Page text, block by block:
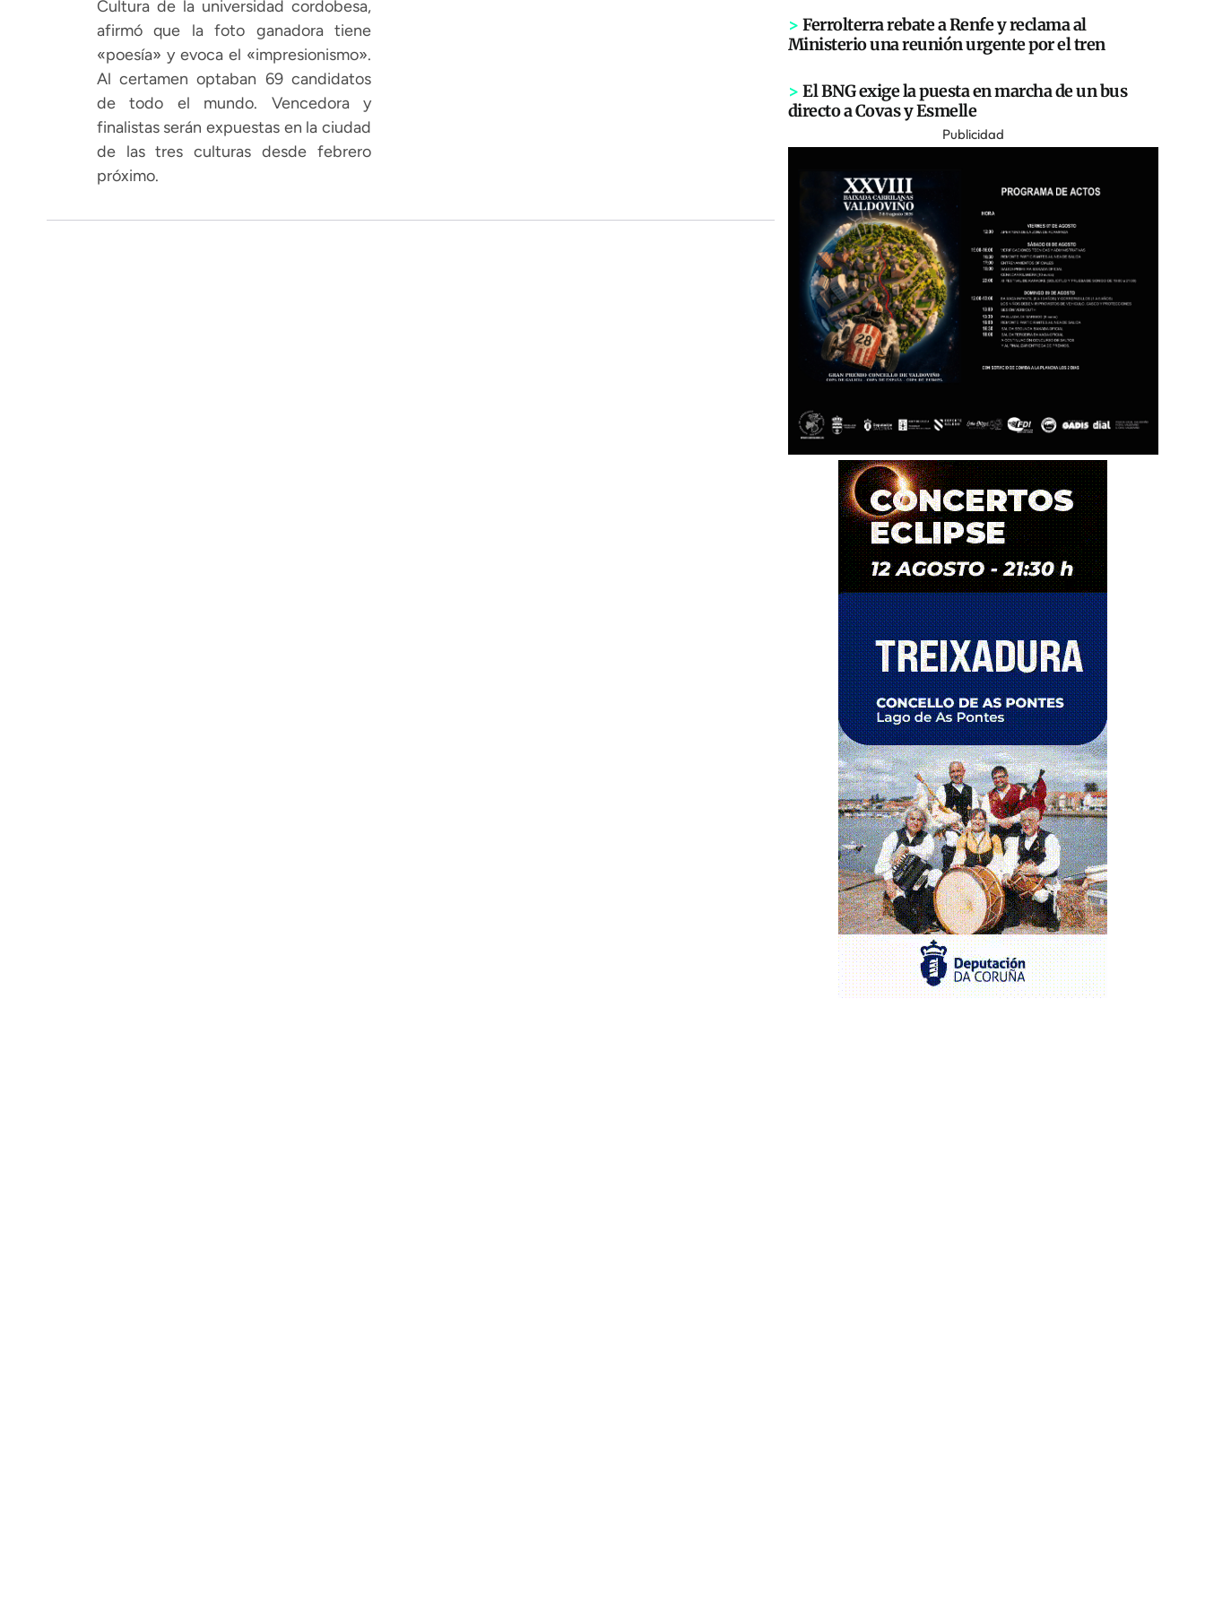
Cultura de la universidad cordobesa,
afirmó que la foto ganadora tiene
«poesía» y evoca el «impresionismo».
Al certamen optaban 69 candidatos
de todo el mundo. Vencedora y
finalistas serán expuestas en la ciudad
de las tres culturas desde febrero
próximo.
> Ferrolterra rebate a Renfe y reclama al
Ministerio una reunión urgente por el tren
> El BNG exige la puesta en marcha de un bus
directo a Covas y Esmelle
Publicidad